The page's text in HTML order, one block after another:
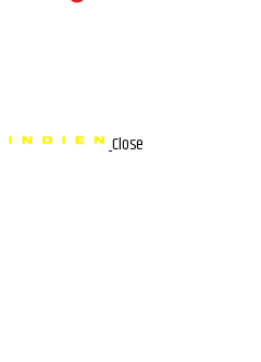
Close